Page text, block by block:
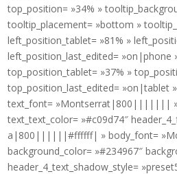
top_position= »34% »
tooltip_placement= »bottom »
left_position_tablet= »81% »
left_position_last_edited= »on|phone
top_position_tablet= »37% »
top_position_last_edited= »on|tablet »
text_font= »Montserrat|800|||||||
text_text_color= »#c09d74″
a|800||||||#ffffff| » body_font=
background_color= »#234967″
header_4_text_shadow_style=